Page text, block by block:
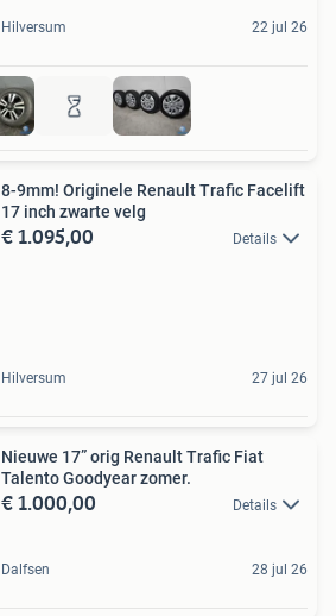
Hilversum 22 jul 26
8-9mm! Originele Renault Trafic Facelift
17 inch zwarte velg
€ 1.095,00 Details
Hilversum 27 jul 26
Nieuwe 17” orig Renault Trafic Fiat
Talento Goodyear zomer.
€ 1.000,00 Details
Dalfsen 28 jul 26